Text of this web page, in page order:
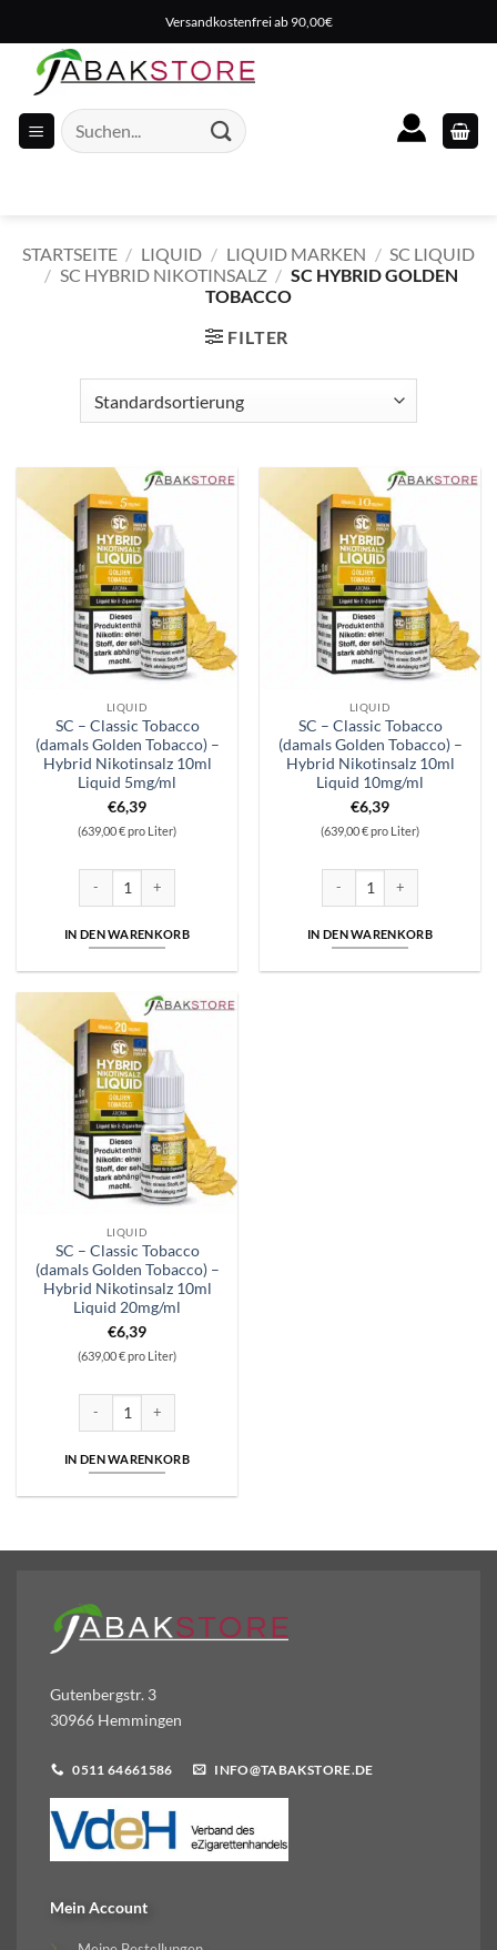
Inhalt
springen
Versandkostenfrei ab 90,00€
Suche
nach:
STARTSEITE / LIQUID / LIQUID MARKEN / SC LIQUID
/ SC HYBRID NIKOTINSALZ / SC HYBRID GOLDEN
TOBACCO
FILTER
LIQUID
SC – Classic Tobacco
(damals Golden Tobacco) –
Hybrid Nikotinsalz 10ml
Liquid 5mg/ml
€6,39
(639,00 € pro Liter)
IN DEN WARENKORB
LIQUID
SC – Classic Tobacco
(damals Golden Tobacco) –
Hybrid Nikotinsalz 10ml
Liquid 10mg/ml
€6,39
(639,00 € pro Liter)
IN DEN WARENKORB
LIQUID
SC – Classic Tobacco
(damals Golden Tobacco) –
Hybrid Nikotinsalz 10ml
Liquid 20mg/ml
€6,39
(639,00 € pro Liter)
IN DEN WARENKORB
Gutenbergstr. 3
30966 Hemmingen
0511 64661586 INFO@TABAKSTORE.DE
Mein Account